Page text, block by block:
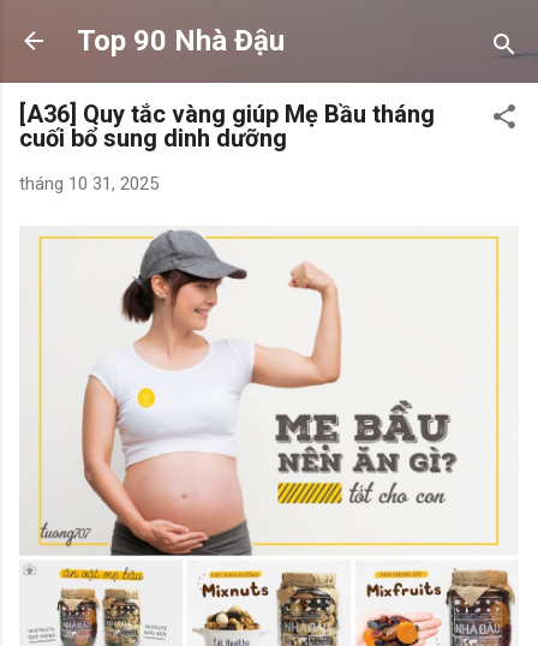
Chuyển đến nội dung chính
Top 90 Nhà Đậu
[A36] Quy tắc vàng giúp Mẹ Bầu tháng
cuối bổ sung dinh dưỡng
tháng 10 31, 2025